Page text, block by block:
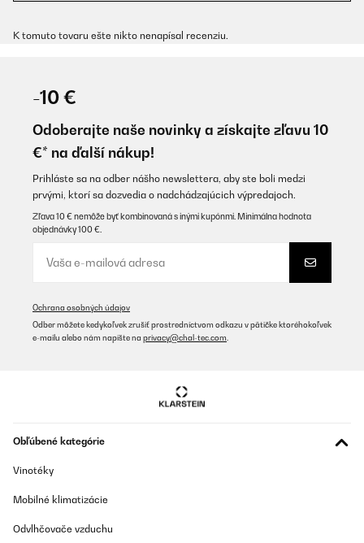
K tomuto tovaru ešte nikto nenapísal recenziu.
-10 €
Odoberajte naše novinky a získajte zľavu 10
€* na ďalší nákup!
Prihláste sa na odber nášho newslettera, aby ste boli medzi
prvými, ktorí sa dozvedia o nadchádzajúcich výpredajoch.
Zľava 10 € nemôže byť kombinovaná s inými kupónmi. Minimálna hodnota
objednávky 100 €.
Ochrana osobných údajov
Odber môžete kedykoľvek zrušiť prostredníctvom odkazu v pätičke ktoréhokoľvek
e-mailu alebo nám napíšte na privacy@chal-tec.com
Obľúbené kategórie
Vinotéky
Mobilné klimatizácie
Odvlhčovače vzduchu